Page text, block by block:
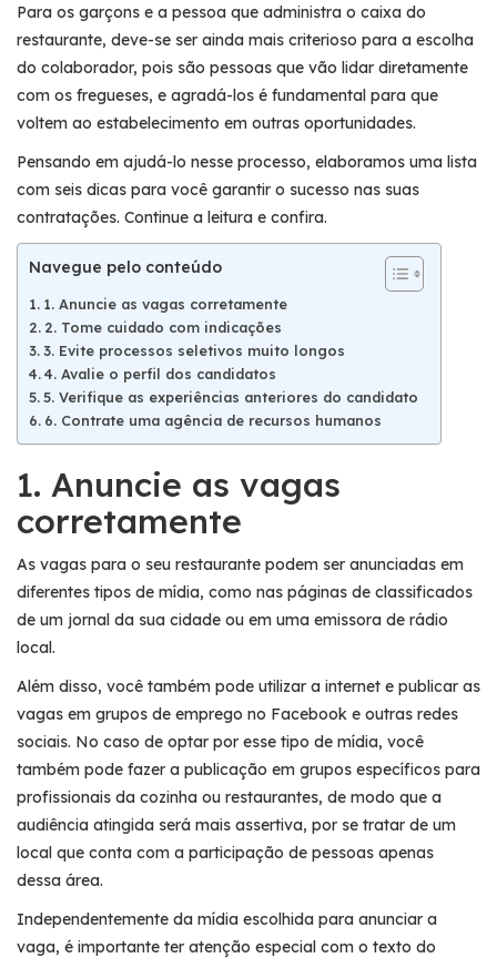
Para os garçons e a pessoa que administra o caixa do
restaurante, deve-se ser ainda mais criterioso para a escolha
do colaborador, pois são pessoas que vão lidar diretamente
com os fregueses, e agradá-los é fundamental para que
voltem ao estabelecimento em outras oportunidades.
Pensando em ajudá-lo nesse processo, elaboramos uma lista
com seis dicas para você garantir o sucesso nas suas
contratações. Continue a leitura e confira.
Navegue pelo conteúdo
1. Anuncie as vagas corretamente
2. Tome cuidado com indicações
3. Evite processos seletivos muito longos
4. Avalie o perfil dos candidatos
5. Verifique as experiências anteriores do candidato
6. Contrate uma agência de recursos humanos
1. Anuncie as vagas
corretamente
As vagas para o seu restaurante podem ser anunciadas em
diferentes tipos de mídia, como nas páginas de classificados
de um jornal da sua cidade ou em uma emissora de rádio
local.
Além disso, você também pode utilizar a internet e publicar as
vagas em grupos de emprego no Facebook e outras redes
sociais. No caso de optar por esse tipo de mídia, você
também pode fazer a publicação em grupos específicos para
profissionais da cozinha ou restaurantes, de modo que a
audiência atingida será mais assertiva, por se tratar de um
local que conta com a participação de pessoas apenas
dessa área.
Independentemente da mídia escolhida para anunciar a
vaga, é importante ter atenção especial com o texto do